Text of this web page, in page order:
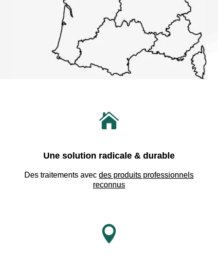

Une solution radicale & durable
Des traitements avec des produits professionnels
reconnus
